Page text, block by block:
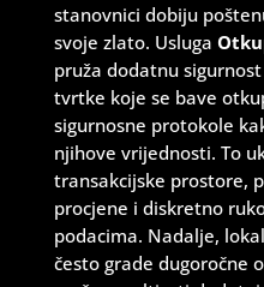
stanovnici dobiju
svoje zlato. Usluga
pruža dodatnu
tvrtke koje se bave
sigurnosne protokole
njihove vrijednosti. To
transakcijske prostore,
procjene i diskretno
podacima. Nadalje,
često grade dugoročne